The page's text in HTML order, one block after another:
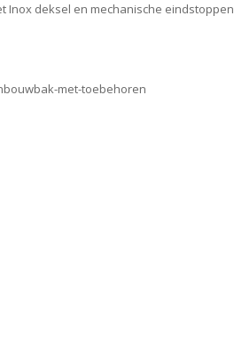
Inox deksel en mechanische eindstoppen
met-toebehoren